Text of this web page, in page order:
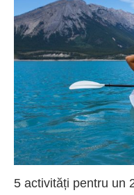
5 activități pentru un